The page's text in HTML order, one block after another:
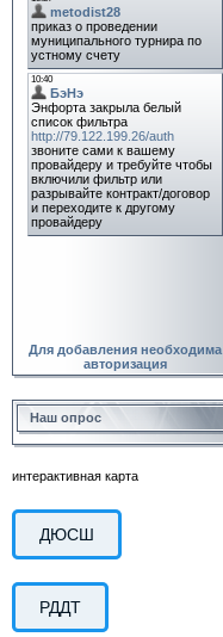
Для добавления необходима
авторизация
Наш опрос
интерактивная карта
ДЮСШ
РДДТ